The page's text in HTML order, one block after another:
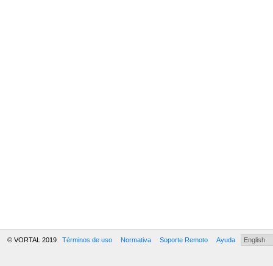
© VORTAL 2019 Términos de uso Normativa Soporte Remoto Ayuda